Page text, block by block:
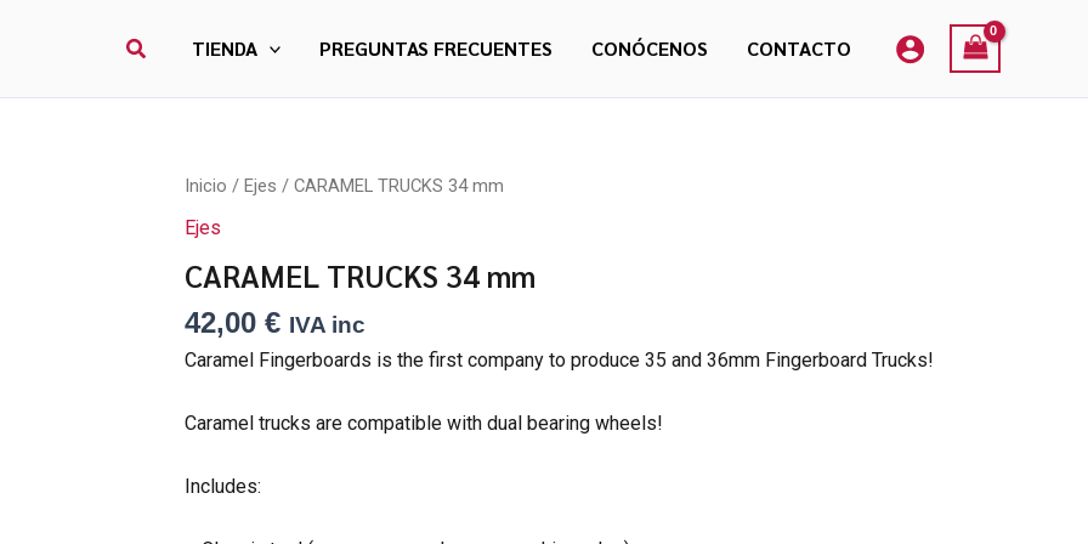
Buscar TIENDA PREGUNTAS FRECUENTES CONÓCENOS CONTACTO
Inicio / Ejes / CARAMEL TRUCKS 34 mm
Ejes
CARAMEL TRUCKS 34 mm
42,00 € IVA inc
Caramel Fingerboards is the first company to produce 35 and 36mm Fingerboard Trucks!
Caramel trucks are compatible with dual bearing wheels!
Includes: